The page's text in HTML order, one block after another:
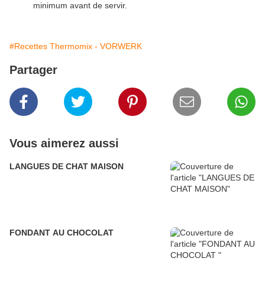
minimum avant de servir.
#Recettes Thermomix - VORWERK
Partager
Vous aimerez aussi
LANGUES DE CHAT MAISON
FONDANT AU CHOCOLAT